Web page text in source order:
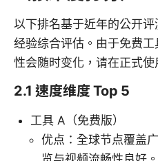
以下排名基于近年的公开
经验综合评估。由于免费
性会随时变化，请在正式使
2.1 速度维度 Top 5
工具 A（免费版）
优点：全球节点覆盖